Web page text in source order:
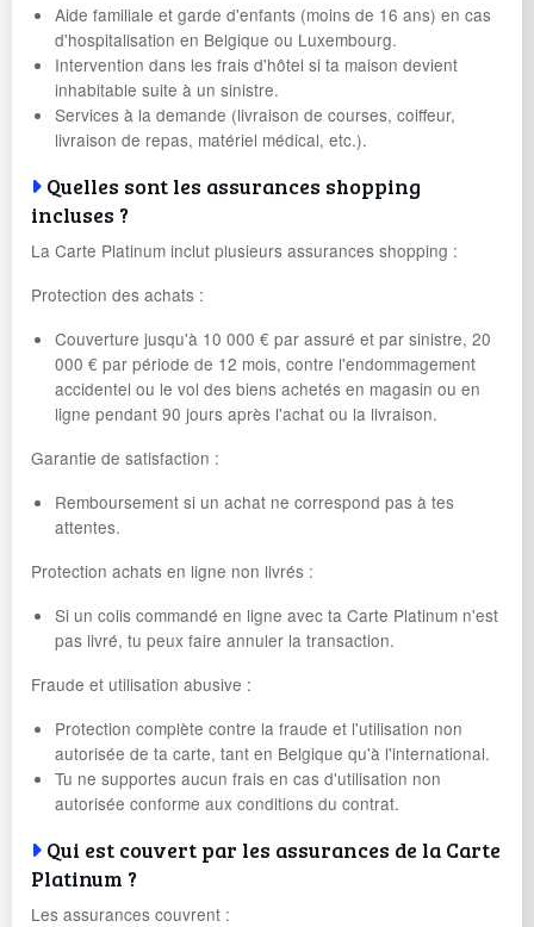
Aide familiale et garde d'enfants (moins de 16 ans) en cas
d'hospitalisation en Belgique ou Luxembourg.
Intervention dans les frais d'hôtel si ta maison devient
inhabitable suite à un sinistre.
Services à la demande (livraison de courses, coiffeur,
livraison de repas, matériel médical, etc.).
Quelles sont les assurances shopping
incluses ?
La Carte Platinum inclut plusieurs assurances shopping :
Protection des achats :
Couverture jusqu'à 10 000 € par assuré et par sinistre, 20
000 € par période de 12 mois, contre l'endommagement
accidentel ou le vol des biens achetés en magasin ou en
ligne pendant 90 jours après l'achat ou la livraison.
Garantie de satisfaction :
Remboursement si un achat ne correspond pas à tes
attentes.
Protection achats en ligne non livrés :
Si un colis commandé en ligne avec ta Carte Platinum n'est
pas livré, tu peux faire annuler la transaction.
Fraude et utilisation abusive :
Protection complète contre la fraude et l'utilisation non
autorisée de ta carte, tant en Belgique qu'à l'international.
Tu ne supportes aucun frais en cas d'utilisation non
autorisée conforme aux conditions du contrat.
Qui est couvert par les assurances de la Carte
Platinum ?
Les assurances couvrent :